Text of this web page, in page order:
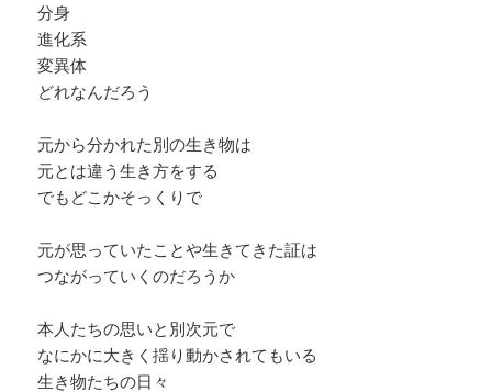
分身
進化系
変異体
どれなんだろう
元から分かれた別の生き物は
元とは違う生き方をする
でもどこかそっくりで
元が思っていたことや生きてきた証は
つながっていくのだろうか
本人たちの思いと別次元で
なにかに大きく揺り動かされてもいる
生き物たちの日々